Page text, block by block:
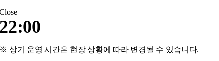
Close
22:00
※ 상기 운영 시간은 현장 상황에 따라 변경될 수 있습니다.